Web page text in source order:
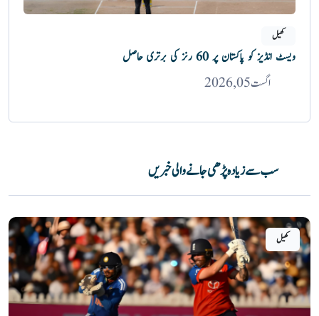
کھیل
ویسٹ انڈیز کو پاکستان پر 60 رنز کی برتری حاصل
اگست 05, 2026
سب سے زیادہ پڑھی جانے والی خبریں
کھیل